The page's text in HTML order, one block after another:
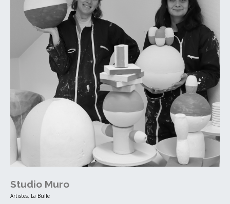
Studio Muro
Artistes, La Bulle